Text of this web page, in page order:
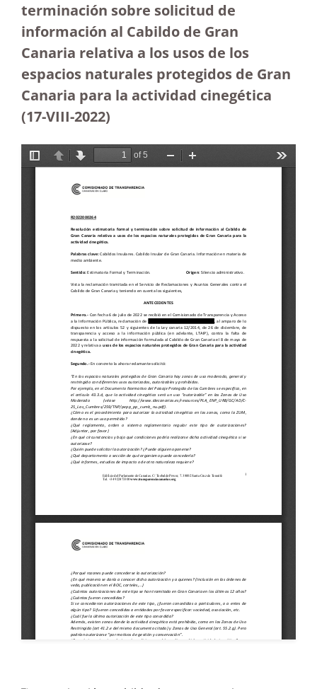
terminación sobre solicitud de
información al Cabildo de Gran
Canaria relativa a los usos de los
espacios naturales protegidos de Gran
Canaria para la actividad cinegética
(17-VIII-2022)